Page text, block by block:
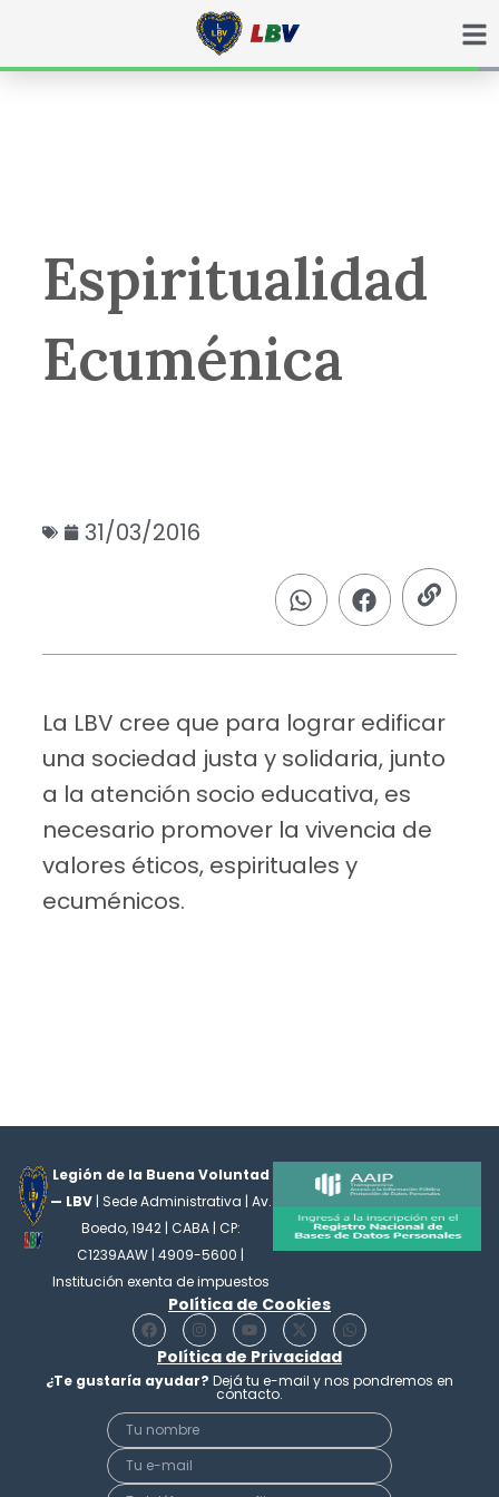
Espiritualidad
Ecuménica
31/03/2016
La LBV cree que para lograr edificar
una sociedad justa y solidaria, junto
a la atención socio educativa, es
necesario promover la vivencia de
valores éticos, espirituales y
ecuménicos.
Legión de la Buena Voluntad
— LBV | Sede Administrativa | Av.
Boedo, 1942 | CABA | CP:
C1239AAW | 4909-5600 |
Institución exenta de impuestos
Política de Cookies
F
a
e
b
o
o
k
I
n
s
t
a
g
r
a
Y
o
u
t
u
b
X
-
t
w
i
t
e
W
h
t
s
a
p
Política de Privacidad
¿Te gustaría ayudar? Dejá tu e-mail y nos pondremos en
contacto.